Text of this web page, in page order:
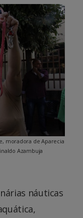
moradora de Aparecia
Azambuja
náuticas